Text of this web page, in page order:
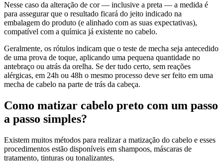
Nesse caso da alteração de cor — inclusive a preta — a medida é
para assegurar que o resultado ficará do jeito indicado na
embalagem do produto (e alinhado com as suas expectativas),
compatível com a química já existente no cabelo.
Geralmente, os rótulos indicam que o teste de mecha seja antecedido
de uma prova de toque, aplicando uma pequena quantidade no
antebraço ou atrás da orelha. Se der tudo certo, sem reações
alérgicas, em 24h ou 48h o mesmo processo deve ser feito em uma
mecha de cabelo na parte de trás da cabeça.
Como matizar cabelo preto com um passo
a passo simples?
Existem muitos métodos para realizar a matização do cabelo e esses
procedimentos estão disponíveis em shampoos, máscaras de
tratamento, tinturas ou tonalizantes.